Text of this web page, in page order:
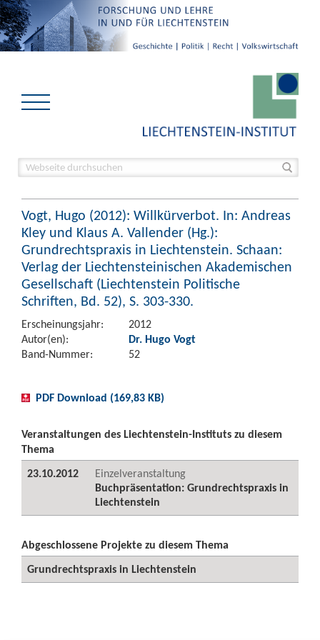
Vogt, Hugo (2012): Willkürverbot. In: Andreas
Kley und Klaus A. Vallender (Hg.):
Grundrechtspraxis in Liechtenstein. Schaan:
Verlag der Liechtensteinischen Akademischen
Gesellschaft (Liechtenstein Politische
Schriften, Bd. 52), S. 303-330.
Erscheinungsjahr:
2012
Autor(en):
Dr. Hugo Vogt
Band-Nummer:
52
PDF Download (169,83 KB)
Veranstaltungen des Liechtenstein-Instituts zu diesem
Thema
23.10.2012
Einzelveranstaltung
Buchpräsentation: Grundrechtspraxis in
Liechtenstein
Abgeschlossene Projekte zu diesem Thema
Grundrechtspraxis in Liechtenstein